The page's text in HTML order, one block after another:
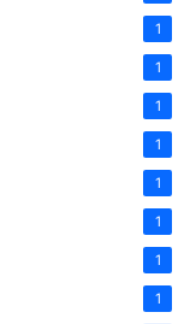
1
1
1
1
1
1
1
1